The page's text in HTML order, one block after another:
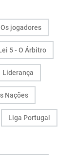
jogadores
5 - O Árbitro
Liderança
Nações
Liga Portugal